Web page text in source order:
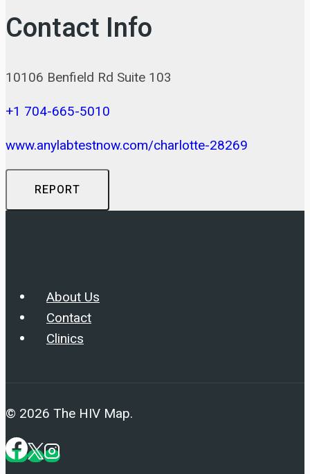
Contact Info
10106 Benfield Rd Suite 103
+1 704-665-5010
www.anylabtestnow.com/charlotte-28269
REPORT
About Us
Contact
Clinics
© 2026 The HIV Map.